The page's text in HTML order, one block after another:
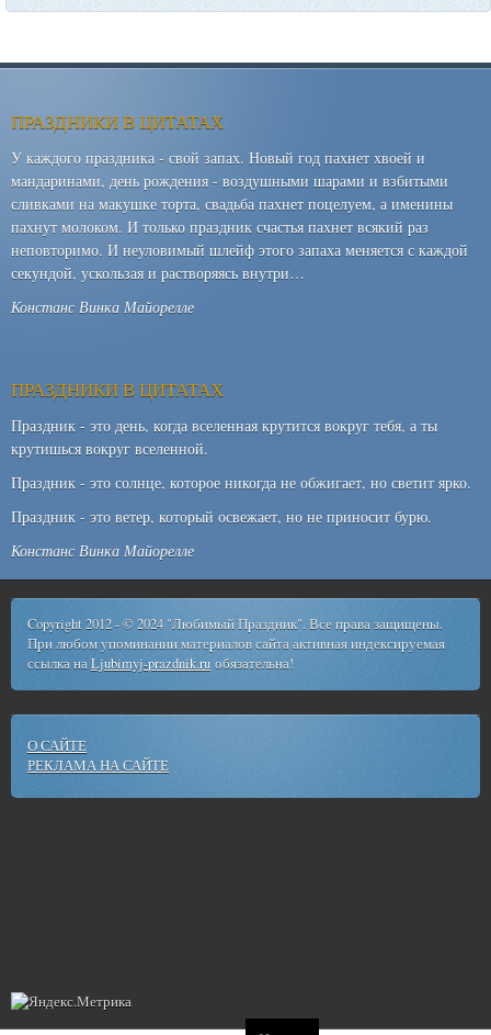
ПРАЗДНИКИ В ЦИТАТАХ
У каждого праздника - свой запах. Новый год пахнет хвоей и
мандаринами, день рождения - воздушными шарами и взбитыми
сливками на макушке торта, свадьба пахнет поцелуем, а именины
пахнут молоком. И только праздник счастья пахнет всякий раз
неповторимо. И неуловимый шлейф этого запаха меняется с каждой
секундой, ускользая и растворяясь внутри…
Констанс Винка Майорелле
ПРАЗДНИКИ В ЦИТАТАХ
Праздник - это день, когда вселенная крутится вокруг тебя, а ты
крутишься вокруг вселенной.
Праздник - это солнце, которое никогда не обжигает, но светит ярко.
Праздник - это ветер, который освежает, но не приносит бурю.
Констанс Винка Майорелле
Copyright 2012 - © 2024 "Любимый Праздник". Все права защищены.
При любом упоминании материалов сайта активная индексируемая
ссылка наLjubimyj-prazdnik.ru обязательна!
О САЙТЕ
РЕКЛАМА НА САЙТЕ